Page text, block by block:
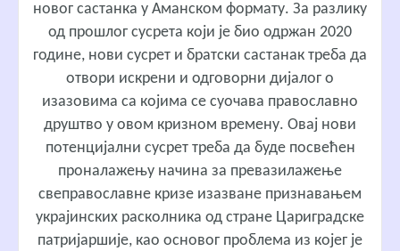
новог састанка у Аманском формату. За разлику
од прошлог сусрета који је био одржан 2020
године, нови сусрет и братски састанак треба да
отвори искрени и одговорни дијалог о
изазовима са којима се суочава православно
друштво у овом кризном времену. Овај нови
потенцијални сусрет треба да буде посвећен
проналажењу начина за превазилажење
свеправославне кризе изазване признавањем
украјинских расколника од стране Цариградске
патријаршије, као основог проблема из којег је